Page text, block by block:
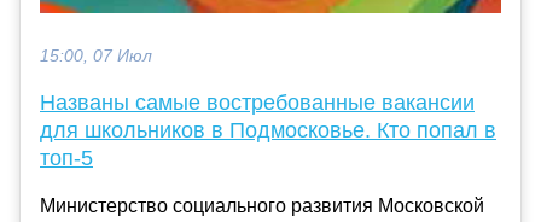
15:00, 07 Июл
Названы самые востребованные вакансии
для школьников в Подмосковье. Кто попал в
топ-5
Министерство социального развития Московской